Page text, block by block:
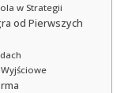
w Strategii
od Pierwszych